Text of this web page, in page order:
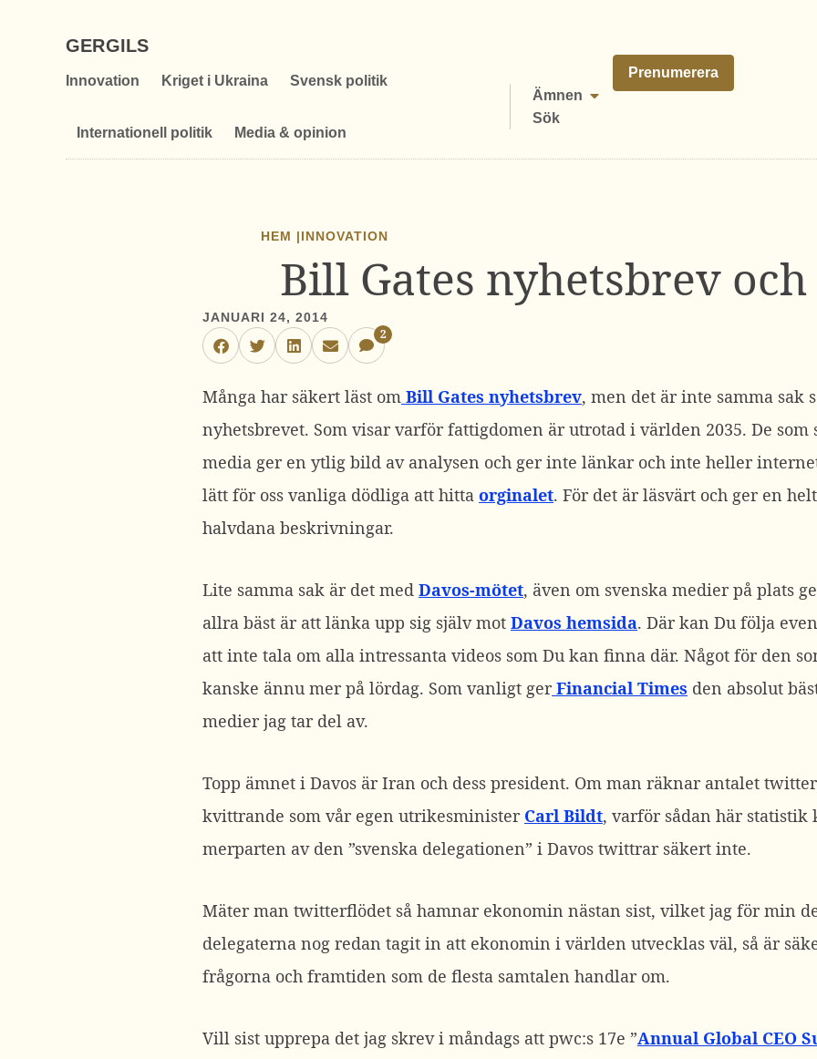
GERGILS
Innovation Kriget i Ukraina Svensk politik
Internationell politik Media & opinion
Ämnen
Sök
Prenumerera
HEM |INNOVATION
Bill Gates nyhetsbrev och
JANUARI 24, 2014
2
Många har säkert läst om Bill Gates nyhetsbrev, men det är inte samma sak
nyhetsbrevet. Som visar varför fattigdomen är utrotad i världen 2035. De
media ger en ytlig bild av analysen och ger inte länkar och inte heller
lätt för oss vanliga dödliga att hitta orginalet. För det är läsvärt och ger en
halvdana beskrivningar.
Lite samma sak är det med Davos-mötet, även om svenska medier på plats
allra bäst är att länka upp sig själv mot Davos hemsida. Där kan Du följa
att inte tala om alla intressanta videos som Du kan finna där. Något för den
kanske ännu mer på lördag. Som vanligt ger Financial Times den absolut
medier jag tar del av.
Topp ämnet i Davos är Iran och dess president. Om man räknar antalet
kvittrande som vår egen utrikesminister Carl Bildt, varför sådan här statistik
merparten av den ”svenska delegationen” i Davos twittrar säkert inte.
Mäter man twitterflödet så hamnar ekonomin nästan sist, vilket jag för min
delegaterna nog redan tagit in att ekonomin i världen utvecklas väl, så är
frågorna och framtiden som de flesta samtalen handlar om.
Vill sist upprepa det jag skrev i måndags att pwc:s 17e ”Annual Global CEO